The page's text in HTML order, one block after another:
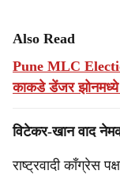
Also Read
Pune MLC
काकडे डेंजर झोनमध्ये
विटेकर-खान वाद
राष्ट्रवादी कॉंग्रेस